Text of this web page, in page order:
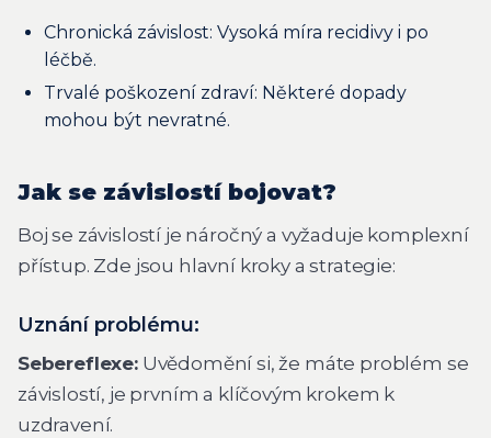
Chronická závislost: Vysoká míra recidivy i po
léčbě.
Trvalé poškození zdraví: Některé dopady
mohou být nevratné.
Jak se závislostí bojovat?
Boj se závislostí je náročný a vyžaduje komplexní
přístup. Zde jsou hlavní kroky a strategie:
Uznání problému:
Sebereflexe:Uvědomění si, že máte problém se
závislostí, je prvním a klíčovým krokem k
uzdravení.